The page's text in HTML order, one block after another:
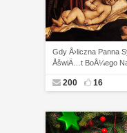
Gdy Å›liczna Panna
ÅšwiÄ…t BoÅ¼ego
200 16